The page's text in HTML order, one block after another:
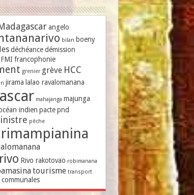
angelo
bilan boeny
déchéance démission
FMI francophonie
grenier grève HCC
jirama lalao ravalomanana
mahajanga majunga
indien pacte pnd
pêche
Rivo rakotovao robimanana
tourisme transport